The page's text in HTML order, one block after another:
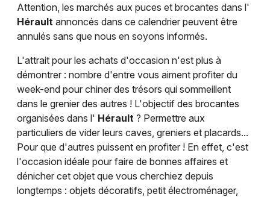
Attention, les marchés aux puces et brocantes dans l'
Hérault annoncés dans ce calendrier peuvent être
annulés sans que nous en soyons informés.
L'attrait pour les achats d'occasion n'est plus à
démontrer : nombre d'entre vous aiment profiter du
week-end pour chiner des trésors qui sommeillent
dans le grenier des autres ! L'objectif des brocantes
organisées dans l' Hérault ? Permettre aux
particuliers de vider leurs caves, greniers et placards...
Pour que d'autres puissent en profiter ! En effet, c'est
l'occasion idéale pour faire de bonnes affaires et
dénicher cet objet que vous cherchiez depuis
longtemps : objets décoratifs, petit électroménager,